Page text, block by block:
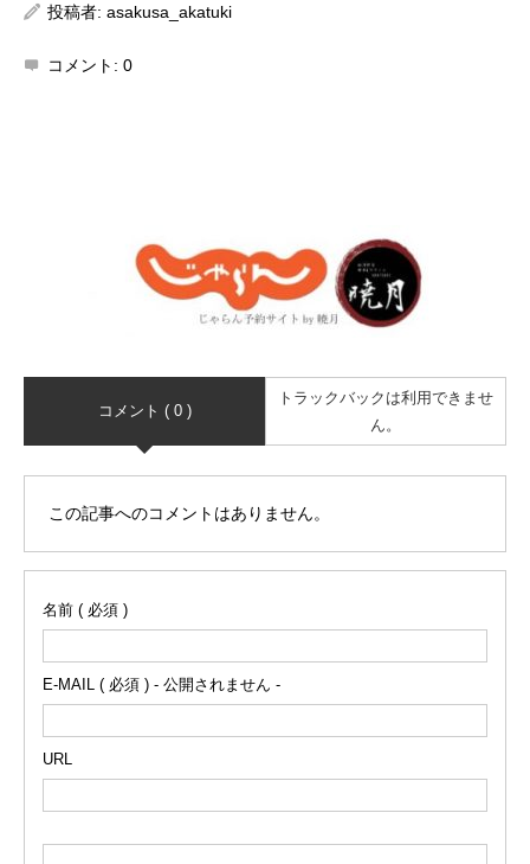
投稿者: asakusa_akatuki
コメント: 0
コメント ( 0 )
トラックバックは利用できませ
ん。
この記事へのコメントはありません。
名前 ( 必須 )
E-MAIL ( 必須 ) - 公開されません -
URL